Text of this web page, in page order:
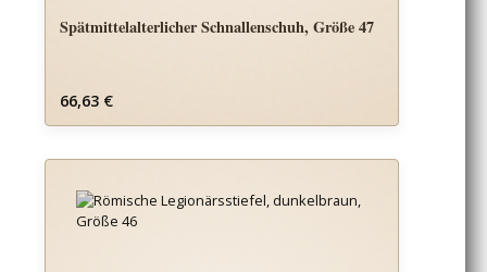
Spätmittelalterlicher Schnallenschuh, Größe 47
Regulärer Preis:
66,63 €